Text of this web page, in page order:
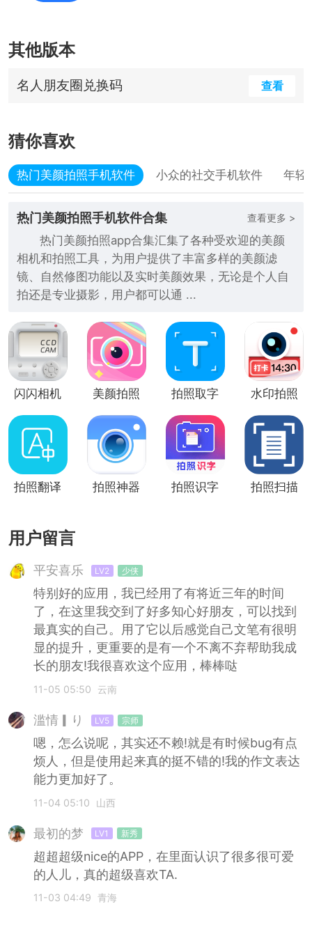
其他版本
名人朋友圈兑换码 查看
猜你喜欢
热门美颜拍照手机软件 小众的社交手机软件 年轻
热门美颜拍照手机软件合集 查看更多 >
热门美颜拍照app合集汇集了各种受欢迎的美颜
相机和拍照工具，为用户提供了丰富多样的美颜滤
镜、自然修图功能以及实时美颜效果，无论是个人自
拍还是专业摄影，用户都可以通 ...
闪闪相机
照)
美颜拍照
拍照取字 水印拍照
拍照翻译 拍照神器 拍照识字 拍照扫描
用户留言
平安喜乐 LV2 少侠
特别好的应用，我已经用了有将近三年的时间
了，在这里我交到了好多知心好朋友，可以找到
最真实的自己。用了它以后感觉自己文笔有很明
显的提升，更重要的是有一个不离不弃帮助我成
长的朋友!我很喜欢这个应用，棒棒哒
11-05 05:50 云南
滥情▎り LV5 宗师
嗯，怎么说呢，其实还不赖!就是有时候bug有点
烦人，但是使用起来真的挺不错的!我的作文表达
能力更加好了。
11-04 05:10 山西
最初的梦 LV1 新秀
超超超级nice的APP，在里面认识了很多很可爱
的人儿，真的超级喜欢TA.
11-03 04:49 青海